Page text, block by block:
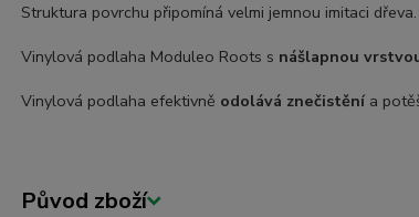
Struktura povrchu připomíná velmi jemnou imitaci dřeva.
Vinylová podlaha Moduleo Roots s nášlapnou
Vinylová podlaha efektivně odolává znečistěnía
Původ zboží